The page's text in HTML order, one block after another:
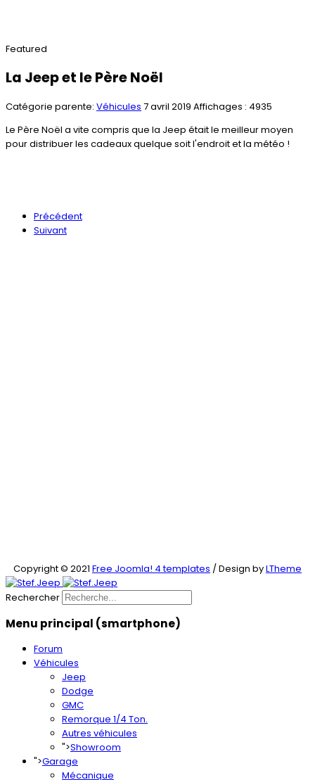
Featured
La Jeep et le Père Noël
Catégorie parente: Véhicules 7 avril 2019 Affichages : 4935
Le Père Noël a vite compris que la Jeep était le meilleur moyen
pour distribuer les cadeaux quelque soit l'endroit et la météo !
Précédent
Suivant
Copyright © 2021 Free Joomla! 4 templates / Design byLTheme
Rechercher
Menu principal (smartphone)
Forum
Véhicules
Jeep
Dodge
GMC
Remorque 1/4 Ton.
Autres véhicules
">Showroom
">Garage
Mécanique